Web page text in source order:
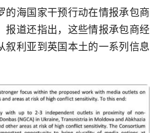
的海国家干预行动在情报承包商
报道还指出，这些情报承包商经
叙利亚到英国本土的一系列信息